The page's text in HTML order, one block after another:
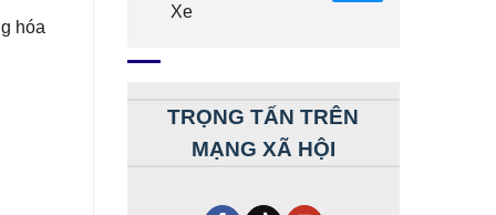
hóa
Xe
TRỌNG TẤN TRÊN
MẠNG XÃ HỘI